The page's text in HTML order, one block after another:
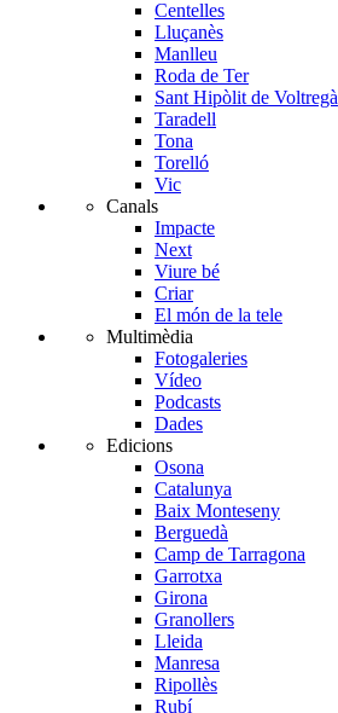
Centelles
Lluçanès
Manlleu
Roda de Ter
Sant Hipòlit de Voltregà
Taradell
Tona
Torelló
Vic
Canals
Impacte
Next
Viure bé
Criar
El món de la tele
Multimèdia
Fotogaleries
Vídeo
Podcasts
Dades
Edicions
Osona
Catalunya
Baix Monteseny
Berguedà
Camp de Tarragona
Garrotxa
Girona
Granollers
Lleida
Manresa
Ripollès
Rubí